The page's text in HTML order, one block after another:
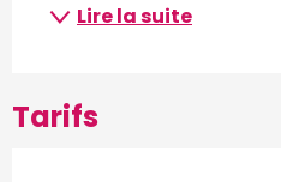
Lire la suite
Tarifs